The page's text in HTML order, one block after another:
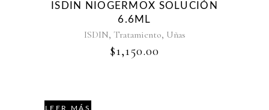
ISDIN NIOGERMOX SOLUCIÓN
6.6ML
ISDIN, Tratamiento, Uñas
$1,150.00
LEER MÁS